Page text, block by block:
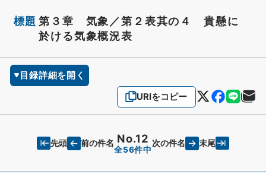
標題 第３章 気象／第２表其の４ 貴懸に
於ける気象概況表
目録詳細を開く
URIをコピー
先頭 前の件名 No.12
全56件中
次の件名 末尾